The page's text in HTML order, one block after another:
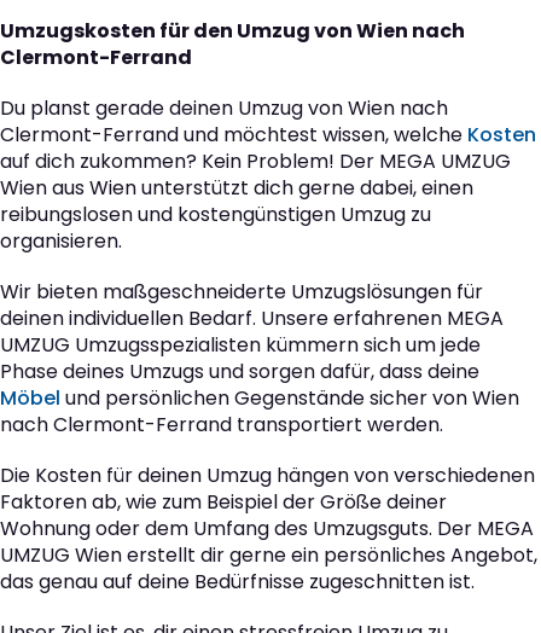
Umzugskosten für den Umzug von Wien nach
Clermont-Ferrand
Du planst gerade deinen Umzug von Wien nach
Clermont-Ferrand und möchtest wissen, welche Kosten
auf dich zukommen? Kein Problem! Der MEGA UMZUG
Wien aus Wien unterstützt dich gerne dabei, einen
reibungslosen und kostengünstigen Umzug zu
organisieren.
Wir bieten maßgeschneiderte Umzugslösungen für
deinen individuellen Bedarf. Unsere erfahrenen MEGA
UMZUG Umzugsspezialisten kümmern sich um jede
Phase deines Umzugs und sorgen dafür, dass deine
Möbel und persönlichen Gegenstände sicher von Wien
nach Clermont-Ferrand transportiert werden.
Die Kosten für deinen Umzug hängen von verschiedenen
Faktoren ab, wie zum Beispiel der Größe deiner
Wohnung oder dem Umfang des Umzugsguts. Der MEGA
UMZUG Wien erstellt dir gerne ein persönliches Angebot,
das genau auf deine Bedürfnisse zugeschnitten ist.